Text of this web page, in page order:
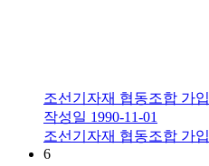
조선기자재 협동조합 가입
작성일 1990-11-01
조선기자재 협동조합 가입
6